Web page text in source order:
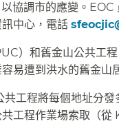
協調市的應變。
中心，電話
）和舊金山公共工
易遭到洪水的舊金山
工程將每個地址分
工程作業場索取（